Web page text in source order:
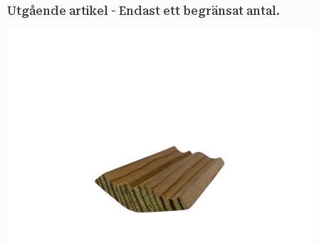
Utgående artikel - Endast ett begränsat antal.